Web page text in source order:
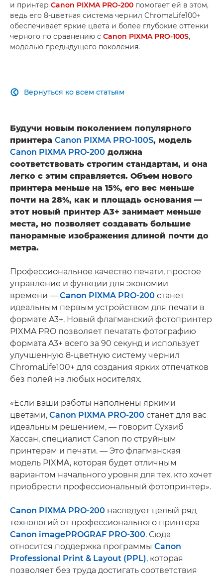
и принтер Canon PIXMA PRO-200 помогает ей в этом,
ведь его 8-цветная система чернил ChromaLife100+
обеспечивает яркие цвета и более глубокие оттенки
черного по сравнению с Canon PIXMA PRO-100S,
моделью предыдущего поколения.
Вернуться ко всем статьям

Будучи новым поколением популярного
принтера Canon PIXMA PRO-100S, модель
Canon PIXMA PRO-200 должна
соответствовать строгим стандартам, и она
легко с этим справляется. Объем нового
принтера меньше на 15%, его вес меньше
почти на 28%, как и площадь основания —
этот новый принтер A3+ занимает меньше
места, но позволяет создавать большие
панорамные изображения длиной почти до
метра.
Профессиональное качество печати, простое
управление и функции для экономии
времени — Canon PIXMA PRO-200 станет
идеальным первым устройством для печати в
формате A3+. Новый флагманский фотопринтер
PIXMA PRO позволяет печатать фотографию
формата A3+ всего за 90 секунд и использует
улучшенную 8-цветную систему чернил
ChromaLife100+ для создания ярких отпечатков
без полей на любых носителях.
«Если ваши работы наполнены яркими
цветами, Canon PIXMA PRO-200 станет для вас
идеальным решением, — говорит Сухаиб
Хассан, специалист Canon по струйным
принтерам и печати. — Это флагманская
модель PIXMA, которая будет отличным
вариантом начального уровня для тех, кто хочет
приобрести профессиональный фотопринтер».
Canon PIXMA PRO-200 наследует целый ряд
технологий от профессионального принтера
Canon imagePROGRAF PRO-300. Сюда
относится поддержка программы Canon
Professional Print & Layout (PPL), которая
позволяет без труда достигать соответствия